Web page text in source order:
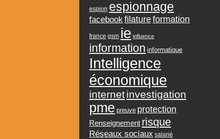
espion espionnage
facebookfilatureformation
france gsm ie influence
information informatique
Intelligence
économique
internetinvestigation
pme preuve protection
Renseignement risque
Réseaux sociaux salarié